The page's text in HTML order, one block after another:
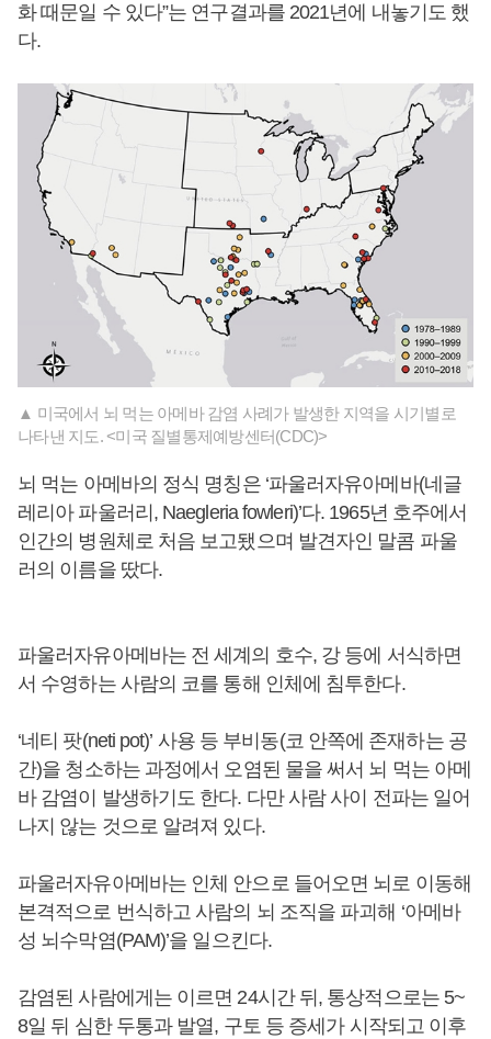
화 때문일 수 있다”는 연구결과를 2021년에 내놓기도 했
다.
▲ 미국에서 뇌 먹는 아메바 감염 사례가 발생한 지역을 시기별로
나타낸 지도. <미국 질별통제예방센터(CDC)>
뇌 먹는 아메바의 정식 명칭은 ‘파울러자유아메바(네글
레리아 파울러리, Naegleria fowleri)’다. 1965년 호주에서
인간의 병원체로 처음 보고됐으며 발견자인 말콤 파울
러의 이름을 땄다.
파울러자유아메바는 전 세계의 호수, 강 등에 서식하면
서 수영하는 사람의 코를 통해 인체에 침투한다.
‘네티 팟(neti pot)’ 사용 등 부비동(코 안쪽에 존재하는 공
간)을 청소하는 과정에서 오염된 물을 써서 뇌 먹는 아메
바 감염이 발생하기도 한다. 다만 사람 사이 전파는 일어
나지 않는 것으로 알려져 있다.
파울러자유아메바는 인체 안으로 들어오면 뇌로 이동해
본격적으로 번식하고 사람의 뇌 조직을 파괴해 ‘아메바
성 뇌수막염(PAM)’을 일으킨다.
감염된 사람에게는 이르면 24시간 뒤, 통상적으로는 5~
8일 뒤 심한 두통과 발열, 구토 등 증세가 시작되고 이후